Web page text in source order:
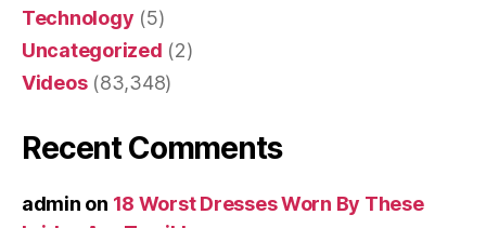
Technology (5)
Uncategorized (2)
Videos(83,348)
Recent Comments
admin on 18 Worst Dresses Worn By These